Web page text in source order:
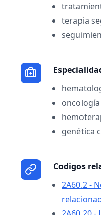
terapia
genética
Codigos
2A60.2 -